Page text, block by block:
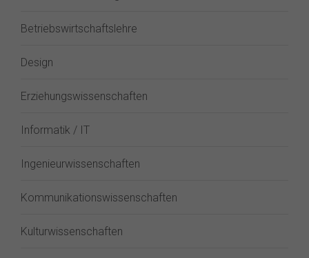
Betriebswirtschaftslehre
Design
Erziehungswissenschaften
Informatik / IT
Ingenieurwissenschaften
Kommunikationswissenschaften
Kulturwissenschaften